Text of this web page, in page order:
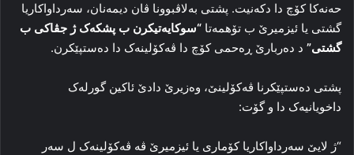
حەنەكا کۆچ دا دکەنیت. پشتی بەلاڤبوونا ڤان دیمەنان، سەرداواکاریا
گشتی یا ئیزمیرێ ب تۆهمەتا “سوکایەتیکرن ب پشکەک ژ جڤاکی ب
گشتی” د دەربارێ ڕەحمی کۆچ دا ڤەکۆلینەک دا دەستپێکرن.
پشتی دەستپێکرنا ڤەکۆلینێ، وەزیرێ دادێ ئاکین گورلەک
داخویانیەک دا و گۆت:
“ژ لایێ سەرداواکاریا کۆماری یا ئیزمیرێ ڤە ڤەکۆلینەک ل سەر